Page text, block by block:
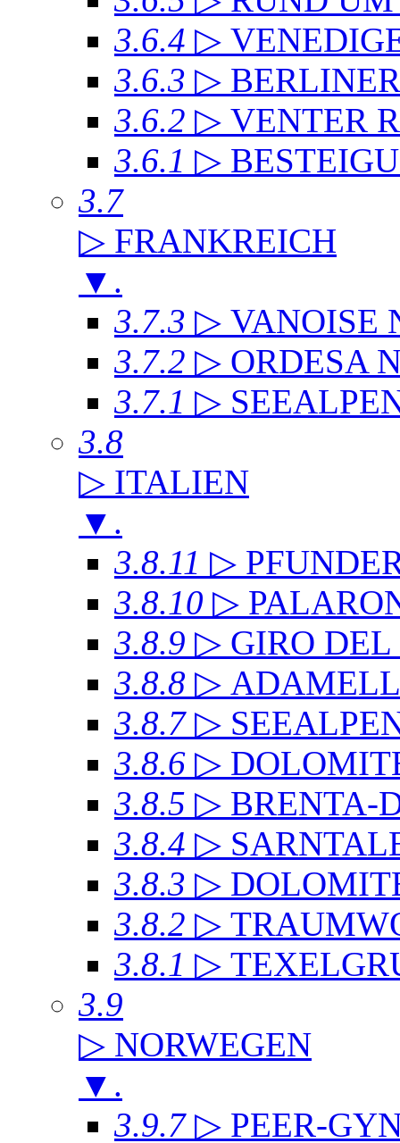
3.6.4 ▷
3.6.3 ▷
3.6.2 ▷ VENTER
3.6.1 ▷
3.7
▷ FRANKREICH
▼ .
3.7.3 ▷ VANOISE
3.7.2 ▷ ORDESA
3.7.1 ▷
3.8
▷ ITALIEN
▼ .
3.8.11 ▷
3.8.10 ▷
3.8.9 ▷ GIRO
3.8.8 ▷
3.8.7 ▷
3.8.6 ▷
3.8.5 ▷ BRENTA-
3.8.4 ▷
3.8.3 ▷
3.8.2 ▷
3.8.1 ▷
3.9
▷ NORWEGEN
▼ .
3.9.7 ▷ PEER-